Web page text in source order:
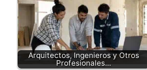
Arquitectos, Ingenieros y Otros
Profesionales…